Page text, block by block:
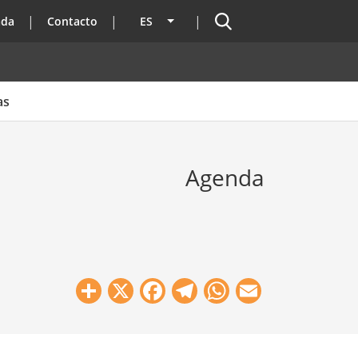
Contacto ES Lista adicional de acciones
Buscador
Agenda
Share
X Facebook
Telegram
WhatsApp